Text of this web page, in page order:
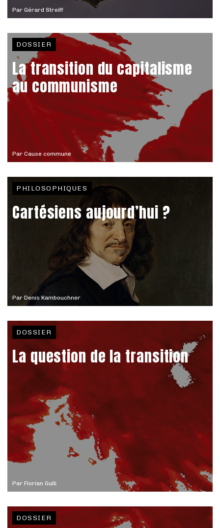
Par Gérard Streiff
Par Cause commune
DOSSIER
La transition du capitalisme
au communisme
Par Denis Kambouchner
PHILOSOPHIQUES
Cartésiens aujourd’hui ?
Par Florian Gulli
DOSSIER
La question de la transition
DOSSIER